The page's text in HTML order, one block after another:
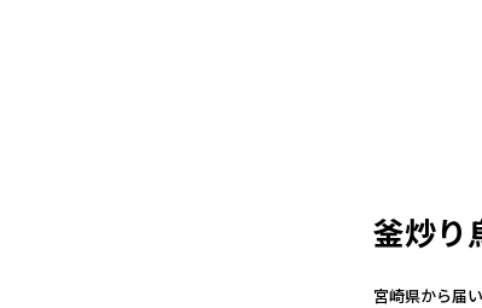
釜炒り
宮崎県から届